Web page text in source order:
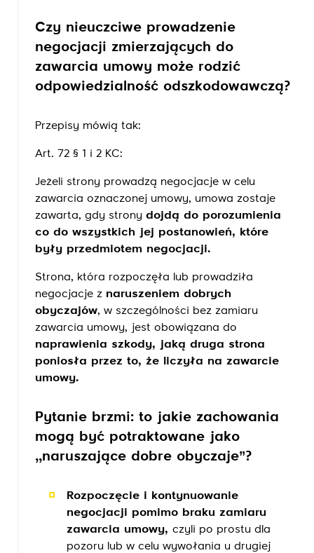
Czy nieuczciwe prowadzenie
negocjacji zmierzających do
zawarcia umowy może rodzić
odpowiedzialność odszkodowawczą?
Przepisy mówią tak:
Art. 72 § 1 i 2 KC:
Jeżeli strony prowadzą negocjacje w celu
zawarcia oznaczonej umowy, umowa zostaje
zawarta, gdy strony dojdą do porozumienia
co do wszystkich jej postanowień, które
były przedmiotem negocjacji.
Strona, która rozpoczęła lub prowadziła
negocjacje z naruszeniem dobrych
obyczajów, w szczególności bez zamiaru
zawarcia umowy, jest obowiązana do
naprawienia szkody, jaką druga strona
poniosła przez to, że liczyła na zawarcie
umowy.
Pytanie brzmi: to jakie zachowania
mogą być potraktowane jako
,,naruszające dobre obyczaje’’?
Rozpoczęcie i kontynuowanie
negocjacji pomimo braku zamiaru
zawarcia umowy, czyli po prostu dla
pozoru lub w celu wywołania u drugiej